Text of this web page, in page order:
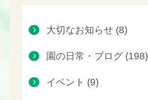
大切なお知らせ (8)
園の日常・ブログ (198)
イベント (9)